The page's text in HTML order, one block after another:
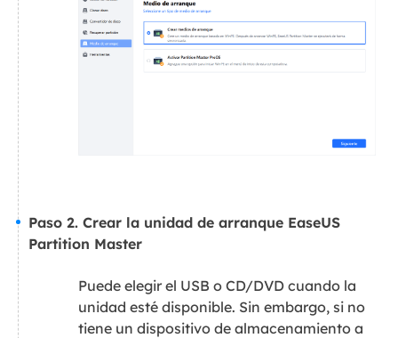
Paso 2. Crear la unidad de arranque EaseUS
Partition Master
Puede elegir el USB o CD/DVD cuando la
unidad esté disponible. Sin embargo, si no
tiene un dispositivo de almacenamiento a